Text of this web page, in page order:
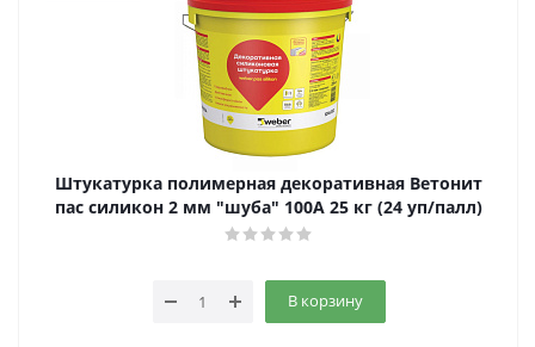
Штукатурка полимерная декоративная Ветонит
пас силикон 2 мм "шуба" 100А 25 кг (24 уп/палл)
В корзину